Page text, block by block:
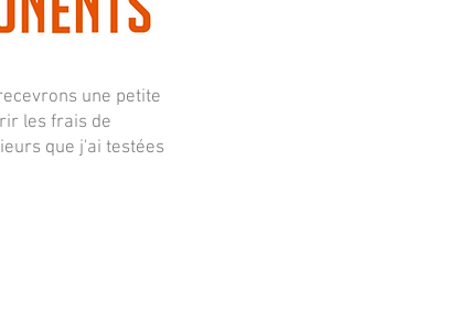
une petite
les frais de
que j'ai testées